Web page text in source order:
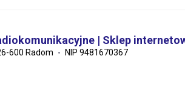
| Sklep
600 Radom NIP 9481670367